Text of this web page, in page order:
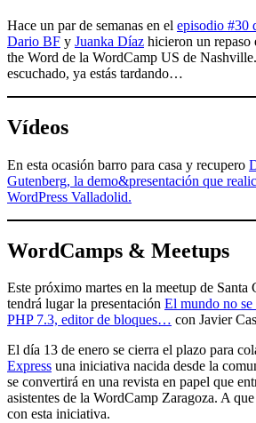
Hace un par de semanas en el episodio #30
Dario BF y Juanka Díaz hicieron un repaso
the Word de la WordCamp US de
escuchado, ya estás tardando…
Vídeos
En esta ocasión barro para casa y recupero
Gutenberg, la demo&presentación que
WordPress Valladolid.
WordCamps & Meetups
Este próximo martes en la meetup de Santa
tendrá lugar la presentación El mundo no se
PHP 7.3, editor de bloques… con Javier
El día 13 de enero se cierra el plazo para
Express una iniciativa nacida desde la
se convertirá en una revista en papel que
asistentes de la WordCamp Zaragoza. A
con esta iniciativa.